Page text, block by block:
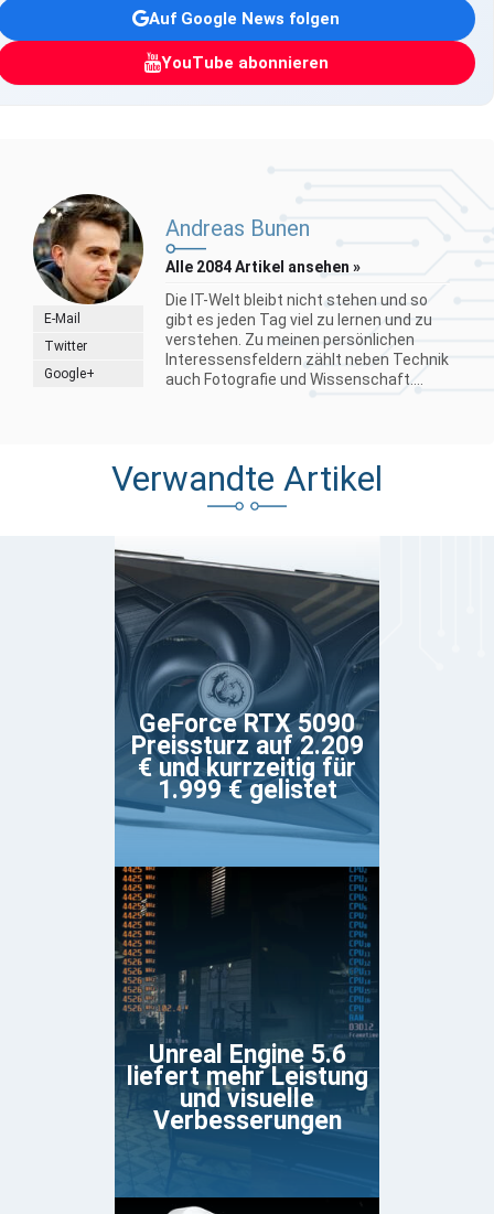
Auf Google News folgen
YouTube abonnieren
E-Mail
Twitter
Google+
Andreas Bunen
Alle 2084 Artikel ansehen »
Die IT-Welt bleibt nicht stehen und so
gibt es jeden Tag viel zu lernen und zu
verstehen. Zu meinen persönlichen
Interessensfeldern zählt neben Technik
auch Fotografie und Wissenschaft....
Verwandte Artikel
GeForce RTX 5090
Preissturz auf 2.209
€ und kurrzeitig für
1.999 € gelistet
Unreal Engine 5.6
liefert mehr Leistung
und visuelle
Verbesserungen